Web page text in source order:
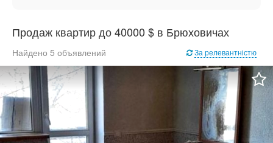
Продаж квартир до 40000 $ в Брюховичах
Найдено 5 объявлений За релевантністю